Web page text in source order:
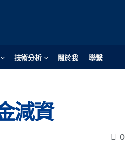
技術分析 關於我 聯繫
減資
0